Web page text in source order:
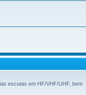
escutas em HF/VHF/UHF, bem